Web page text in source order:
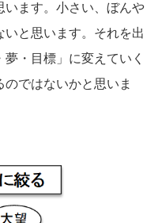
います。小さい、ぼんや
いと思います。それを出
・目標」に変えていく
ではないかと思いま